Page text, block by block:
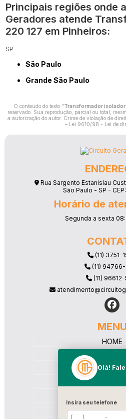
Principais regiões onde
Geradores atende
220 127 em Pinheiros:
SP
São Paulo
Grande São Paulo
O conteúdo do texto "Transformador isolador
reservado. Sua reprodução, parcial ou total,
a autorização do autor. Crime de violação de
– Lei 9610/98 - Lei de
Rua Sargento Estanislau
São Paulo - SP -
Horário de
Segunda a sexta
(11) 3751-
(11)
(11) 96612-
MENU
HOME
Olá!
Insira seu telefone